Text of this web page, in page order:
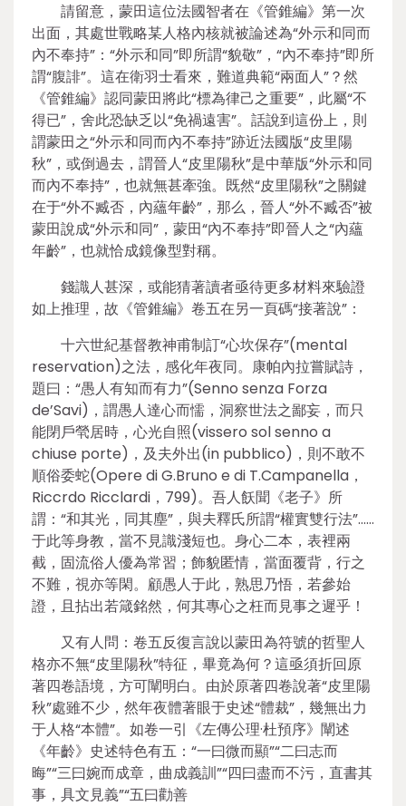
請留意，蒙田這位法國智者在《管錐編》第一次
出面，其處世戰略某人格內核就被論述為“外示和同而
內不奉持”：“外示和同”即所謂“貌敬”，“內不奉持”即所
謂“腹誹”。這在衛羽士看來，難道典範“兩面人”？然
《管錐編》認同蒙田將此“標為律己之重要”，此屬“不
得已”，舍此恐缺乏以“免禍遠害”。話說到這份上，則
謂蒙田之“外示和同而內不奉持”跡近法國版“皮里陽
秋”，或倒過去，謂晉人“皮里陽秋”是中華版“外示和同
而內不奉持”，也就無甚牽強。既然“皮里陽秋”之關鍵
在于“外不臧否，內蘊年齡”，那么，晉人“外不臧否”被
蒙田說成“外示和同”，蒙田“內不奉持”即晉人之“內蘊
年齡”，也就恰成鏡像型對稱。
錢識人甚深，或能猜著讀者亟待更多材料來驗證
如上推理，故《管錐編》卷五在另一頁碼“接著說”：
十六世紀基督教神甫制訂“心坎保存”(mental
reservation)之法，感化年夜同。康帕內拉嘗賦詩，
題曰：“愚人有知而有力”(Senno senza Forza
de’Savi)，謂愚人達心而懦，洞察世法之鄙妄，而只
能閉戶煢居時，心光自照(vissero sol senno a
chiuse porte)，及夫外出(in pubblico)，則不敢不
順俗委蛇(Opere di G.Bruno e di T.Campanella，
Riccrdo Ricclardi，799)。吾人飫聞《老子》所
謂：“和其光，同其塵”，與夫釋氏所謂“權實雙行法”……
于此等身教，當不見識淺短也。身心二本，表裡兩
截，固流俗人優為常習；飾貌匿情，當面覆背，行之
不難，視亦等閑。顧愚人于此，熟思乃悟，若參始
證，且拈出若箴銘然，何其專心之枉而見事之遲乎！
又有人問：卷五反復言說以蒙田為符號的哲聖人
格亦不無“皮里陽秋”特征，畢竟為何？這亟須折回原
著四卷語境，方可闡明白。由於原著四卷說著“皮里陽
秋”處雖不少，然年夜體著眼于史述“體裁”，幾無出力
于人格“本體”。如卷一引《左傳公理·杜預序》闡述
《年齡》史述特色有五：“一曰微而顯”“二曰志而
晦”“三曰婉而成章，曲成義訓”“四曰盡而不污，直書其
事，具文見義”“五曰勸善